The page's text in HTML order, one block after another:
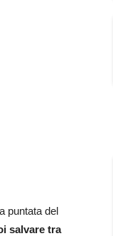
puntata del
salvare tra